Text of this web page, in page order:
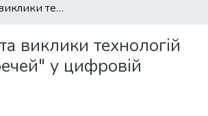
Потенціал та виклики технологій "інтернет речей" у цифровій економіці
виклики технологій
у цифровій